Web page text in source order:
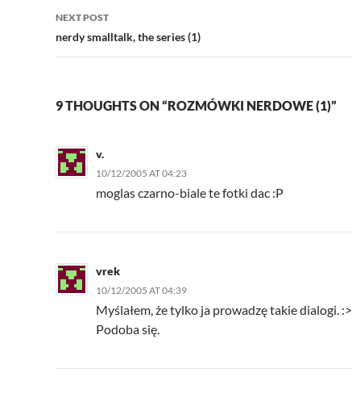
NEXT POST
nerdy smalltalk, the series (1)
9 THOUGHTS ON “ROZMÓWKI NERDOWE (1)”
v.
10/12/2005 AT 04:23
moglas czarno-biale te fotki dac :P
vrek
10/12/2005 AT 04:39
Myślałem, że tylko ja prowadzę takie dialogi. :>
Podoba się.